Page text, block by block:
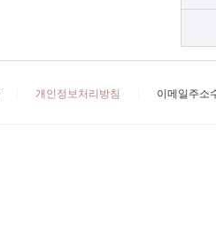
개인정보처리방침 이메일주소